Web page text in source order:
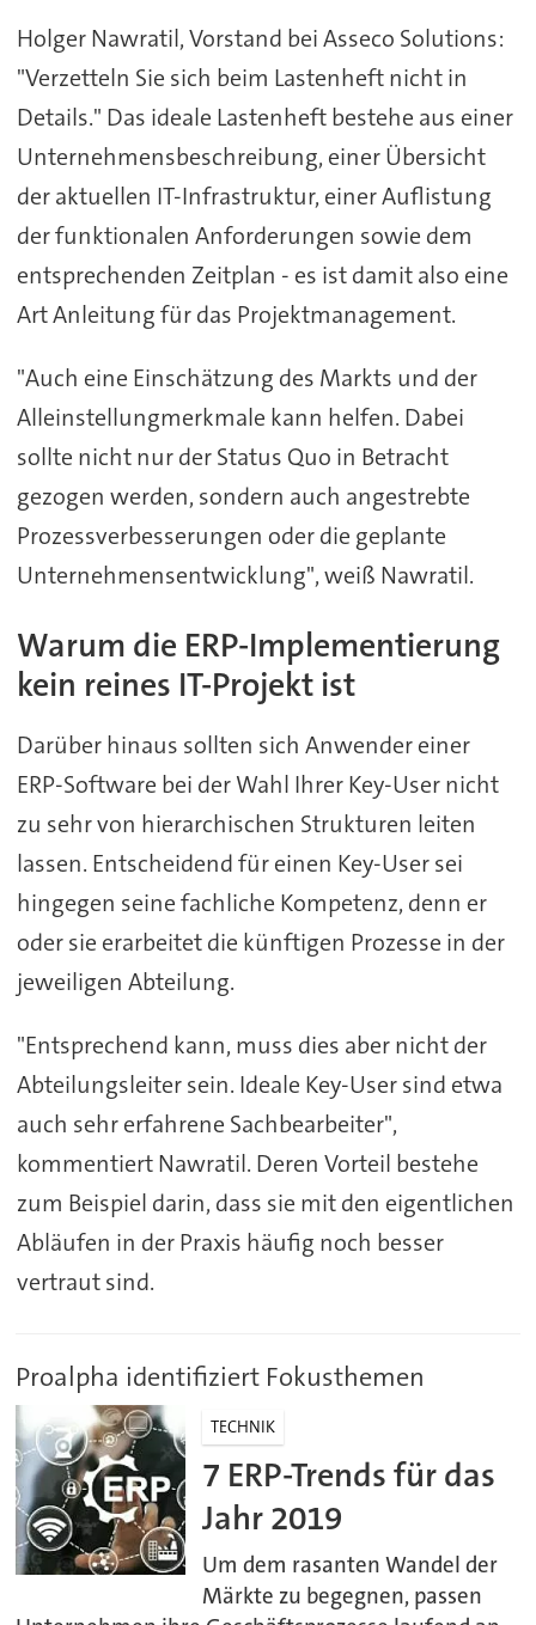
Holger Nawratil, Vorstand bei Asseco Solutions:
"Verzetteln Sie sich beim Lastenheft nicht in
Details." Das ideale Lastenheft bestehe aus einer
Unternehmensbeschreibung, einer Übersicht
der aktuellen IT-Infrastruktur, einer Auflistung
der funktionalen Anforderungen sowie dem
entsprechenden Zeitplan - es ist damit also eine
Art Anleitung für das Projektmanagement.
"Auch eine Einschätzung des Markts und der
Alleinstellungmerkmale kann helfen. Dabei
sollte nicht nur der Status Quo in Betracht
gezogen werden, sondern auch angestrebte
Prozessverbesserungen oder die geplante
Unternehmensentwicklung", weiß Nawratil.
Warum die ERP-Implementierung
kein reines IT-Projekt ist
Darüber hinaus sollten sich Anwender einer
ERP-Software bei der Wahl Ihrer Key-User nicht
zu sehr von hierarchischen Strukturen leiten
lassen. Entscheidend für einen Key-User sei
hingegen seine fachliche Kompetenz, denn er
oder sie erarbeitet die künftigen Prozesse in der
jeweiligen Abteilung.
"Entsprechend kann, muss dies aber nicht der
Abteilungsleiter sein. Ideale Key-User sind etwa
auch sehr erfahrene Sachbearbeiter",
kommentiert Nawratil. Deren Vorteil bestehe
zum Beispiel darin, dass sie mit den eigentlichen
Abläufen in der Praxis häufig noch besser
vertraut sind.
Proalpha identifiziert Fokusthemen
TECHNIK
7 ERP-Trends für das
Jahr 2019
Um dem rasanten Wandel der
Märkte zu begegnen, passen